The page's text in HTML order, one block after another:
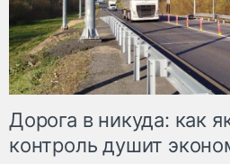
Дорога в никуда: как
контроль душит